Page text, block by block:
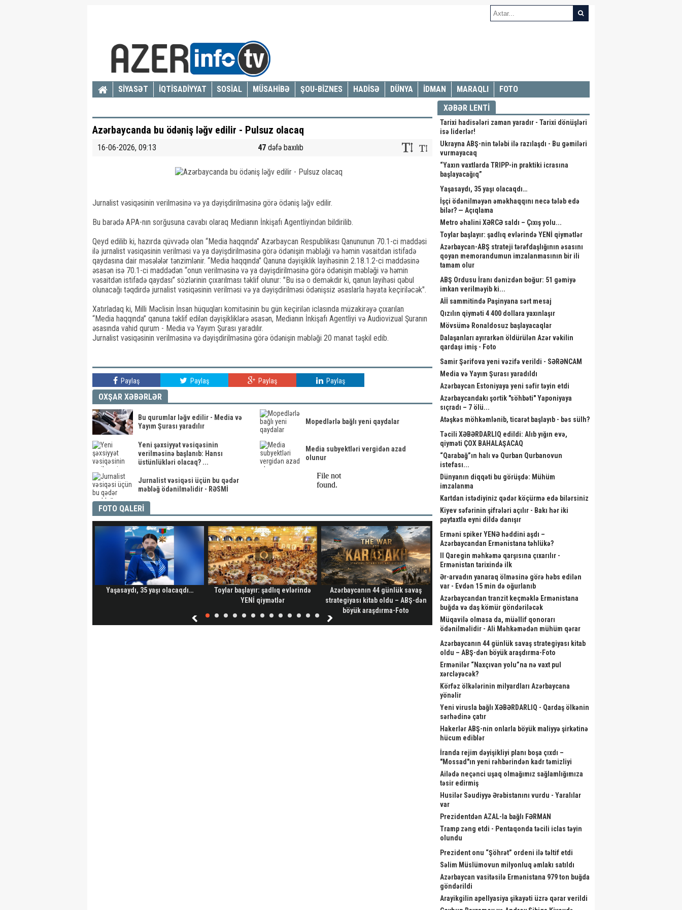
SİYASƏT İQTİSADİYYAT SOSİAL MÜSAHİBƏ ŞOU-BİZNES HADİSƏ DÜNYA İDMAN MARAQLI FOTO
Azərbaycanda bu ödəniş ləğv edilir - Pulsuz olacaq
16-06-2026, 09:13 47 dəfə baxılıb
Jurnalist vəsiqəsinin verilməsinə və ya dəyişdirilməsinə görə ödəniş ləğv edilir.
Bu barədə APA-nın sorğusuna cavabı olaraq Medianın İnkişafı Agentliyindən bildirilib.
Qeyd edilib ki, hazırda qüvvədə olan “Media haqqında” Azərbaycan Respublikası Qanununun 70.1-ci maddəsi
ilə jurnalist vəsiqəsinin verilməsi və ya dəyişdirilməsinə görə ödənişin məbləği və həmin vəsaitdən istifadə
qaydasına dair məsələlər tənzimlənir. “Media haqqında” Qanuna dəyişiklik layihəsinin 2.18.1.2-ci maddəsinə
əsasən isə 70.1-ci maddədən “onun verilməsinə və ya dəyişdirilməsinə görə ödənişin məbləği və həmin
vəsaitdən istifadə qaydası” sözlərinin çıxarılması təklif olunur: "Bu isə o deməkdir ki, qanun layihəsi qəbul
olunacağı təqdirdə jurnalist vəsiqəsinin verilməsi və ya dəyişdirilməsi ödənişsiz əsaslarla həyata keçiriləcək".
Xatırladaq ki, Milli Məclisin İnsan hüquqları komitəsinin bu gün keçirilən iclasında müzakirəyə çıxarılan
“Media haqqında” qanuna təklif edilən dəyişikliklərə əsasən, Medianın İnkişafı Agentliyi və Audiovizual Şuranın
əsasında vahid qurum - Media və Yayım Şurası yaradılır.
Jurnalist vəsiqəsinin verilməsinə və dəyişdirilməsinə görə ödənişin məbləği 20 manat təşkil edib.
Paylaş Paylaş Paylaş Paylaş
OXŞAR XƏBƏRLƏR
Bu qurumlar ləğv edilir - Media və
Yayım Şurası yaradılır
Mopedlərlə bağlı yeni qaydalar
Yeni şəxsiyyət vəsiqəsinin
verilməsinə başlanıb: Hansı
üstünlükləri olacaq? ...
Media subyektləri vergidən azad
olunur
Jurnalist vəsiqəsi üçün bu qədər
məbləğ ödənilməlidir - RƏSMİ
FOTO QALERİ
Yaşasaydı, 35 yaşı olacaqdı…
Toylar başlayır: şadlıq evlərində
YENİ qiymətlər
Azərbaycanın 44 günlük savaş
strategiyası kitab oldu – ABŞ-dən
böyük araşdırma-Foto
Vahid aylıq müavinət kimlərə
verilir? - Dövlət Komitəsindən
açıqlama
GƏLDİ - Qənimət Zahid dəymiş
XƏBƏR LENTİ
Tarixi hadisələri zaman yaradır - Tarixi dönüşləri
isə liderlər!
Ukrayna ABŞ-nin tələbi ilə razılaşdı - Bu gəmiləri
vurmayacaq
“Yaxın vaxtlarda TRIPP-in praktiki icrasına
başlayacağıq”
Yaşasaydı, 35 yaşı olacaqdı…
İşçi ödənilməyən əməkhaqqını necə tələb edə
bilər? — Açıqlama
Metro əhalini XƏRCƏ saldı – Çıxış yolu...
Toylar başlayır: şadlıq evlərində YENİ qiymətlər
Azərbaycan-ABŞ strateji tərəfdaşlığının əsasını
qoyan memorandumun imzalanmasının bir ili
tamam olur
ABŞ Ordusu İranı dənizdən boğur: 51 gəmiyə
imkan verilməyib ki...
Aİİ sammitində Paşinyana sərt mesaj
Qızılın qiyməti 4 400 dollara yaxınlaşır
Mövsümə Ronaldosuz başlayacaqlar
Dalaşanları ayırarkən öldürülən Azər vəkilin
qardaşı imiş - Foto
Samir Şərifova yeni vəzifə verildi - SƏRƏNCAM
Media və Yayım Şurası yaradıldı
Azərbaycan Estoniyaya yeni səfir təyin etdi
Azərbaycandakı şortik "söhbəti" Yaponiyaya
sıçradı – 7 ölü...
Atəşkəs möhkəmlənib, ticarət başlayıb - bəs sülh?
Təcili XƏBƏRDARLIQ edildi: Alıb yığın evə,
qiyməti ÇOX BAHALAŞACAQ
“Qarabağ”ın halı və Qurban Qurbanovun
istefası...
Dünyanın diqqəti bu görüşdə: Mühüm
imzalanma
Kartdan istədiyiniz qədər köçürmə edə bilərsiniz
Kiyev səfərinin şifrələri açılır - Bakı hər iki
paytaxtla eyni dildə danışır
Erməni spiker YENƏ həddini aşdı –
Azərbaycandan Ermənistana təhlükə?
II Qaregin məhkəmə qarşısına çıxarılır -
Ermənistan tarixində ilk
Ər-arvadın yanaraq ölməsinə görə həbs edilən
var - Evdən 15 min də oğurlanıb
Azərbaycandan tranzit keçməklə Ermənistana
buğda və daş kömür göndəriləcək
Müqavilə olmasa da, müəllif qonorarı
ödənilməlidir - Ali Məhkəmədən mühüm qərar
Azərbaycanın 44 günlük savaş strategiyası kitab
oldu – ABŞ-dən böyük araşdırma-Foto
Ermənilər “Naxçıvan yolu”na nə vaxt pul
xərcləyəcək?
Körfəz ölkələrinin milyardları Azərbaycana
yönəlir
Yeni virusla bağlı XƏBƏRDARLIQ - Qardaş ölkənin
sərhədinə çatır
Hakerlər ABŞ-nin onlarla böyük maliyyə şirkətinə
hücum ediblər
İranda rejim dəyişikliyi planı boşa çıxdı –
"Mossad"ın yeni rəhbərindən kadr təmizliyi
Ailədə neçənci uşaq olmağımız sağlamlığımıza
təsir edirmiş
Husilər Səudiyyə Ərəbistanını vurdu - Yaralılar
var
Prezidentdən AZAL-la bağlı FƏRMAN
Tramp zəng etdi - Pentaqonda təcili iclas təyin
olundu
Prezident onu “Şöhrət” ordeni ilə təltif etdi
Səlim Müslümovun milyonluq əmlakı satıldı
Azərbaycan vasitəsilə Ermənistana 979 ton buğda
göndərildi
Arayikgilin apellyasiya şikayəti üzrə qərar verildi